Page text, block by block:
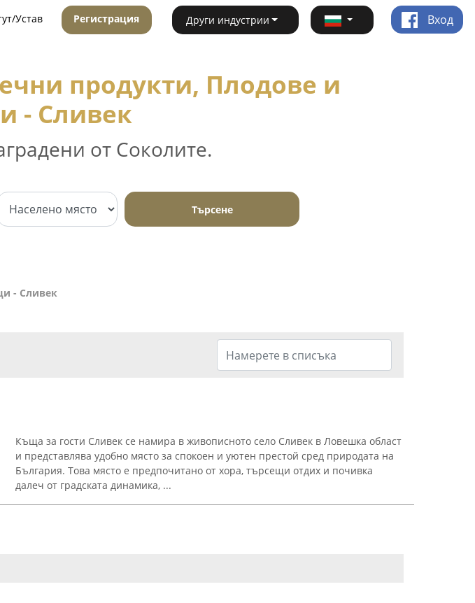
Устав Регистрация Други индустрии Вход
продукти, Плодове и
- Сливек
от Соколите.
Търсене
- Сливек
Къща за гости Сливек се намира в живописното село Сливек в Ловешка област
и представлява удобно място за спокоен и уютен престой сред природата на
България. Това място е предпочитано от хора, търсещи отдих и почивка
далеч от градската динамика, ...